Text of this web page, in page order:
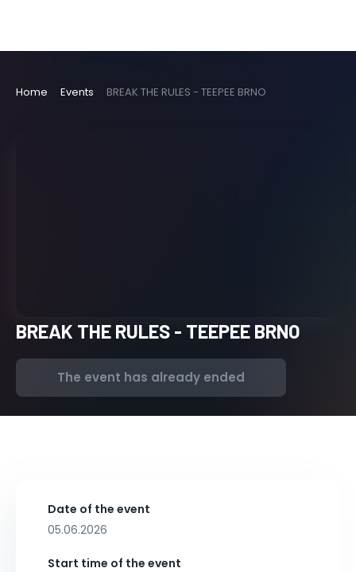
Home Events BREAK THE RULES - TEEPEE BRNO
BREAK THE RULES - TEEPEE BRNO
The event has already ended
Date of the event
05.06.2026
Start time of the event